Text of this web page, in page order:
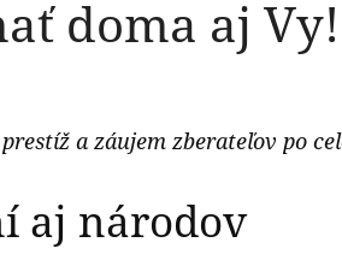
doma aj Vy!
a záujem zberateľov po
aj národov